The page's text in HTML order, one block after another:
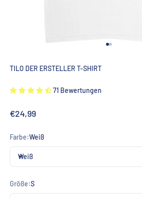
TILO DER ERSTELLER T-SHIRT
71 Bewertungen
Angebot
€24,99
Farbe:Weiß
Weiß
Größe:S